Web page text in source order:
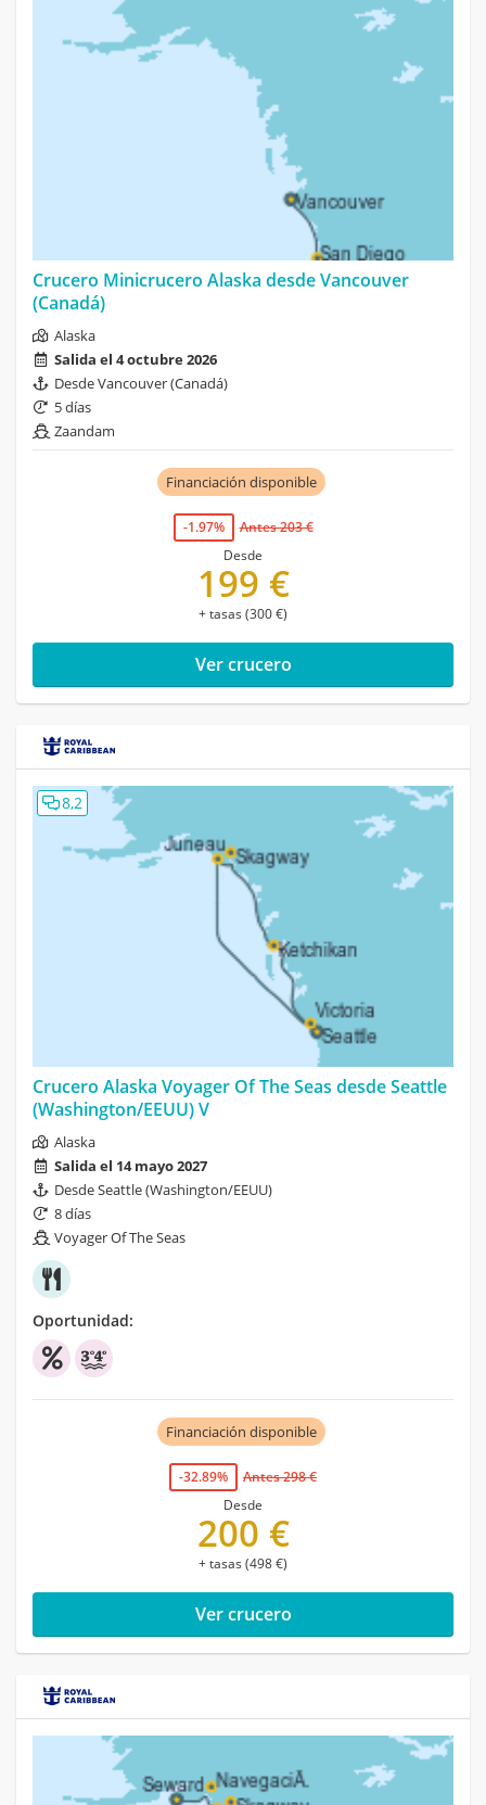
Crucero Minicrucero Alaska desde Vancouver
(Canadá)
Alaska
Salida el 4 octubre 2026
Desde Vancouver (Canadá)
5 días
Zaandam
Financiación disponible
-1.97%
Antes 203 €
Desde
199 €
+ tasas (300 €)
Ver crucero
8,2
Crucero Alaska Voyager Of The Seas desde Seattle
(Washington/EEUU) V
Alaska
Salida el 14 mayo 2027
Desde Seattle (Washington/EEUU)
8 días
Voyager Of The Seas
Oportunidad:
Financiación disponible
-32.89%
Antes 298 €
Desde
200 €
+ tasas (498 €)
Ver crucero